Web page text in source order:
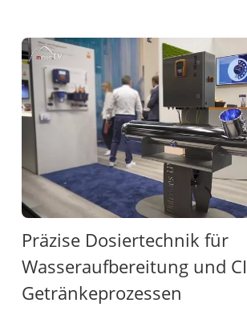
Präzise Dosiertechnik für
Wasseraufbereitung und
Getränkeprozessen